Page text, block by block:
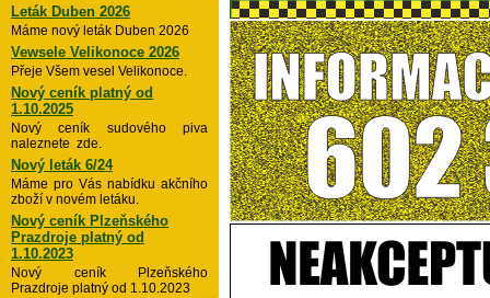
Leták Duben 2026
Máme nový leták Duben 2026
Vewsele Velikonoce 2026
Přeje Všem vesel Velikonoce.
Nový ceník platný od
1.10.2025
Nový ceník sudového piva
naleznete zde.
Nový leták 6/24
Máme pro Vás nabídku akčního
zboží v novém letáku.
Nový ceník Plzeňského
Prazdroje platný od
1.10.2023
Nový ceník Plzeňského
Prazdroje platný od 1.10.2023